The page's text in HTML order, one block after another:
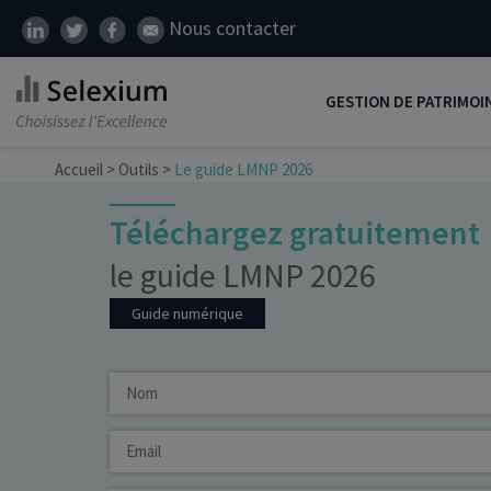
Nous contacter
GESTION DE
Accueil > Outils > Le guide LMNP 2026
Téléchargez gratuitement
le guide LMNP 2026
Guide numérique